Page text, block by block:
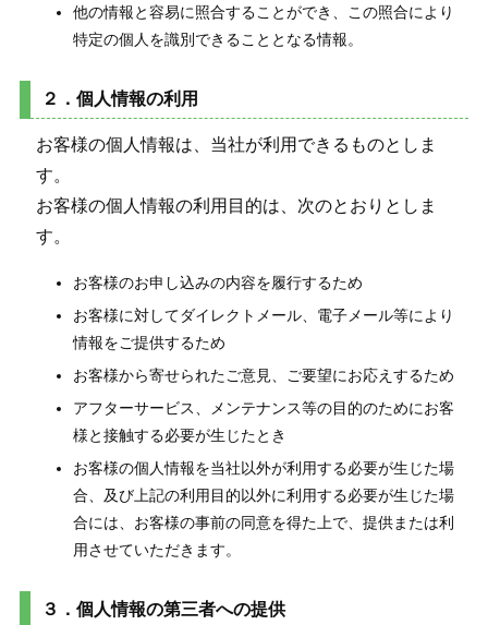
他の情報と容易に照合することができ、この照合により
特定の個人を識別できることとなる情報。
２．個人情報の利用
お客様の個人情報は、当社が利用できるものとしま
す。
お客様の個人情報の利用目的は、次のとおりとしま
す。
お客様のお申し込みの内容を履行するため
お客様に対してダイレクトメール、電子メール等により
情報をご提供するため
お客様から寄せられたご意見、ご要望にお応えするため
アフターサービス、メンテナンス等の目的のためにお客
様と接触する必要が生じたとき
お客様の個人情報を当社以外が利用する必要が生じた場
合、及び上記の利用目的以外に利用する必要が生じた場
合には、お客様の事前の同意を得た上で、提供または利
用させていただきます。
３．個人情報の第三者への提供